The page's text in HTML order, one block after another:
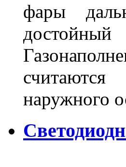
фары
наружного